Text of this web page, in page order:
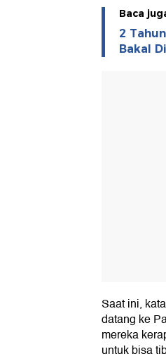
Baca
2
Bakal
Saat ini,
datang ke
mereka
untuk bisa